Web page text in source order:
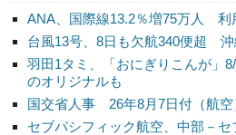
ANA、国際線13.2％増75万人 利
台風13号、8日も欠航340便超
羽田1タミ、「おにぎりこんが
のオリジナルも
国交省人事 26年8月7日付（航空
セブパシフィック航空、中部－